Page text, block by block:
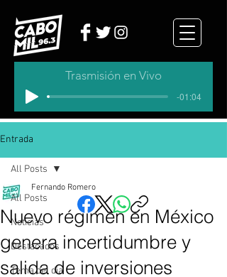
Trasmisión en Vivo
-01:04
Entrada
All Posts
Noticias
Destacados
Tema del dia
All Posts
Nuevo régimen en México
genera incertidumbre y
salida de inversiones
Fernando Romero